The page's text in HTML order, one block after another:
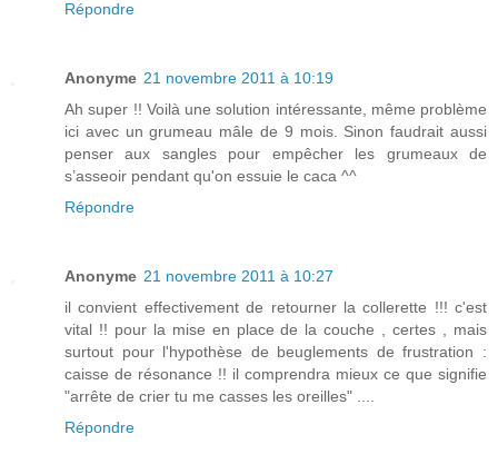
Répondre
Anonyme 21 novembre 2011 à 10:19
Ah super !! Voilà une solution intéressante, même problème
ici avec un grumeau mâle de 9 mois. Sinon faudrait aussi
penser aux sangles pour empêcher les grumeaux de
s’asseoir pendant qu'on essuie le caca ^^
Répondre
Anonyme 21 novembre 2011 à 10:27
il convient effectivement de retourner la collerette !!! c'est
vital !! pour la mise en place de la couche , certes , mais
surtout pour l'hypothèse de beuglements de frustration :
caisse de résonance !! il comprendra mieux ce que signifie
"arrête de crier tu me casses les oreilles" ....
Répondre